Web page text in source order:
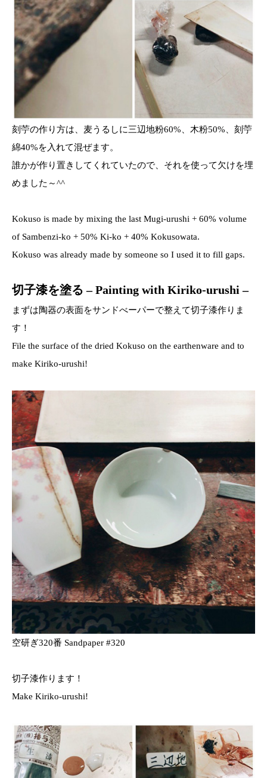
刻苧の作り方は、麦うるしに三辺地粉60%、木粉50%、刻苧
綿40%を入れて混ぜます。
誰かが作り置きしてくれていたので、それを使って欠けを埋
めました～^^
Kokuso is made by mixing the last Mugi-urushi + 60% volume
of Sambenzi-ko + 50% Ki-ko + 40% Kokusowata.
Kokuso was already made by someone so I used it to fill gaps.
切子漆を塗る – Painting with Kiriko-urushi –
まずは陶器の表面をサンドべーパーで整えて切子漆作りま
す！
File the surface of the dried Kokuso on the earthenware and to
make Kiriko-urushi!
空研ぎ320番 Sandpaper #320
切子漆作ります！
Make Kiriko-urushi!